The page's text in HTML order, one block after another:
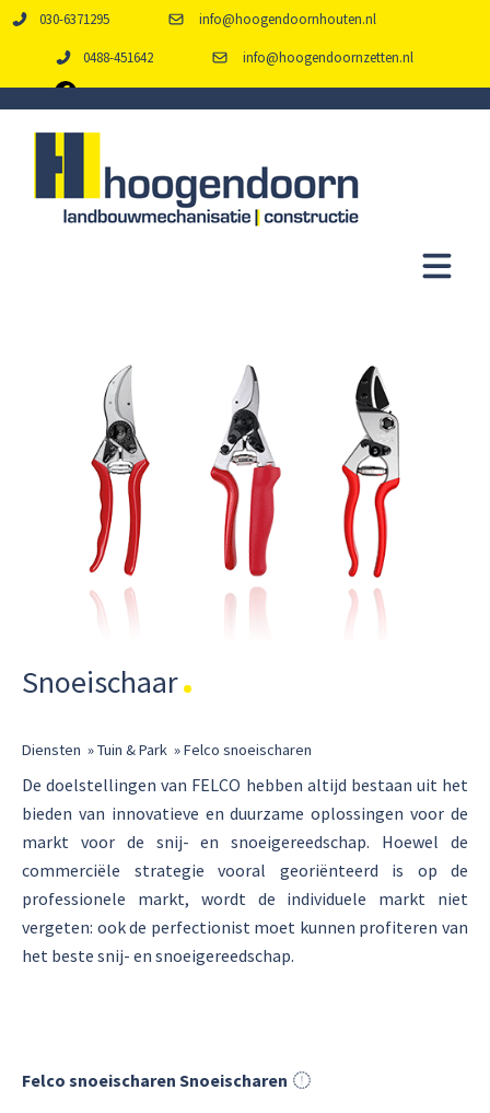
030-6371295 info@hoogendoornhouten.nl
0488-451642 info@hoogendoornzetten.nl
Snoeischaar
Diensten »Tuin & Park »Felco snoeischaren
De doelstellingen van FELCO hebben altijd bestaan uit het
bieden van innovatieve en duurzame oplossingen voor de
markt voor de snij- en snoeigereedschap. Hoewel de
commerciële strategie vooral georiënteerd is op de
professionele markt, wordt de individuele markt niet
vergeten: ook de perfectionist moet kunnen profiteren van
het beste snij- en snoeigereedschap.
Felco snoeischaren Snoeischaren